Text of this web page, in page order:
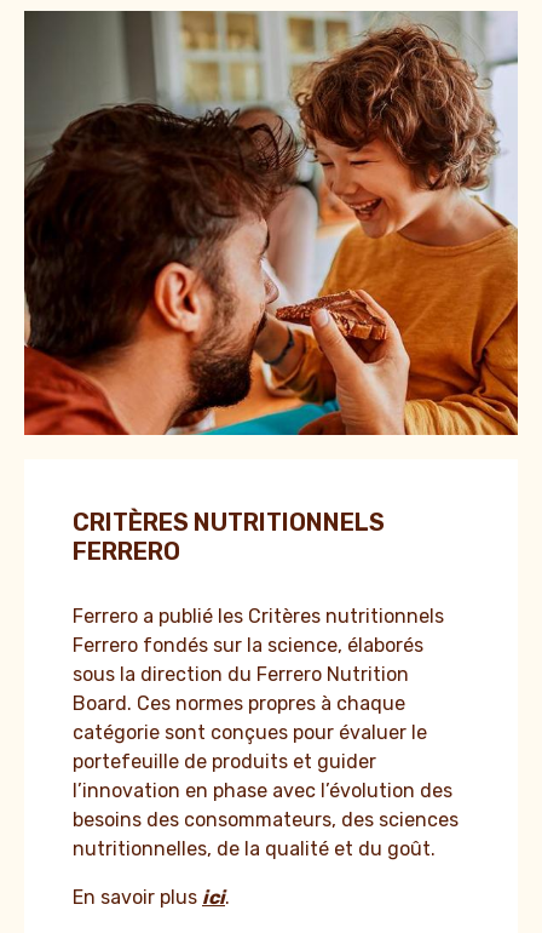
CRITÈRES NUTRITIONNELS
FERRERO
Ferrero a publié les Critères nutritionnels
Ferrero fondés sur la science, élaborés
sous la direction du Ferrero Nutrition
Board. Ces normes propres à chaque
catégorie sont conçues pour évaluer le
portefeuille de produits et guider
l’innovation en phase avec l’évolution des
besoins des consommateurs, des sciences
nutritionnelles, de la qualité et du goût.
En savoir plus ici.